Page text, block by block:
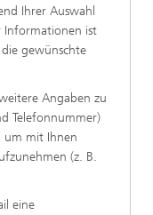
Ihrer Auswahl
Informationen ist
gewünschte
Angaben zu
Telefonnummer)
um mit Ihnen
(z. B.
eine